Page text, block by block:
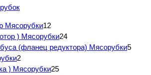
Мясорубки12
) Мясорубки24
(фланец редуктора) Мясорубки5
2
) Мясорубки25